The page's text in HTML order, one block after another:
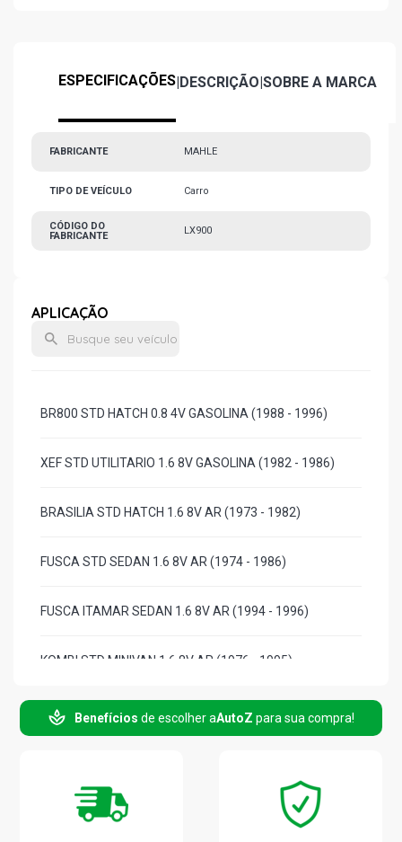
ESPECIFICAÇÕES|DESCRIÇÃO|SOBRE A MARCA
FABRICANTE MAHLE
TIPO DE VEÍCULO Carro
CÓDIGO DO
FABRICANTE
LX900
APLICAÇÃO
BR800 STD HATCH 0.8 4V GASOLINA (1988 - 1996)
XEF STD UTILITARIO 1.6 8V GASOLINA (1982 - 1986)
BRASILIA STD HATCH 1.6 8V AR (1973 - 1982)
FUSCA STD SEDAN 1.6 8V AR (1974 - 1986)
FUSCA ITAMAR SEDAN 1.6 8V AR (1994 - 1996)
KOMBI STD MINIVAN 1.6 8V AR (1976 - 1995)
KOMBI CARAT MINIVAN 1.6 8V AR (1997 - 2006)
SAVEIRO G1 S PICKUP 1.3 8V AR GASOLINA (1983 -
Benefícios de escolher aAutoZ para sua compra!